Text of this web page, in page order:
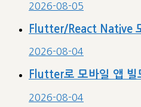
2026-08-05
Flutter/React Native
2026-08-04
Flutter로 모바일 앱 빌
2026-08-04